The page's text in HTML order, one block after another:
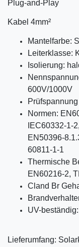
Plug-and-Play
Kabel 4mm²
Mantelfarbe:
Leiterklasse:
Isolierung:
600V/1000V
Normen:
IEC60332-1-
EN50396-
60811-1-1
Thermische
EN60216-2,
Cland Br
UV-
Lieferumfang: